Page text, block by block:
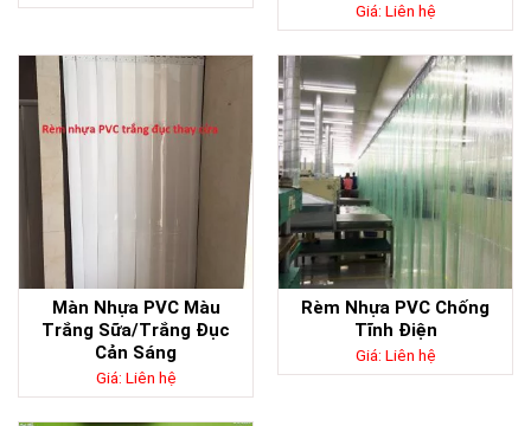
Giá: Liên hệ
Màn Nhựa PVC Màu
Trắng Sữa/Trắng Đục
Cản Sáng
Giá: Liên hệ
Rèm Nhựa PVC Chống
Tĩnh Điện
Giá: Liên hệ